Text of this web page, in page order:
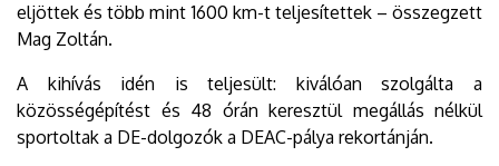
eljöttek és több mint 1600 km-t teljesítettek – összegzett
Mag Zoltán.
A kihívás idén is teljesült: kiválóan szolgálta a
közösségépítést és 48 órán keresztül megállás nélkül
sportoltak a DE-dolgozók a DEAC-pálya rekortánján.